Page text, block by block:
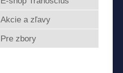
Akcie a zľavy
Pre zbory